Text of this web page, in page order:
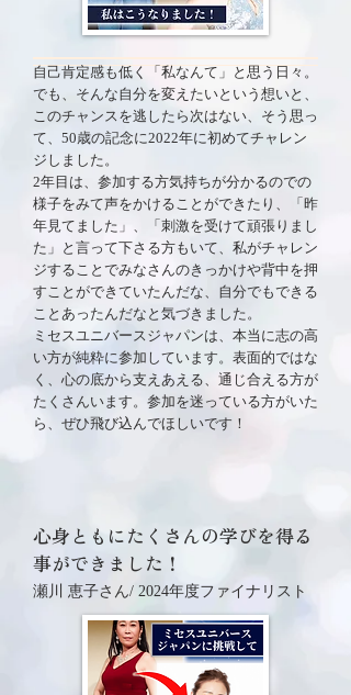
自己肯定感も低く「私なんて」と思う日々。
でも、そんな自分を変えたいという想いと、
このチャンスを逃したら次はない、そう思っ
て、50歳の記念に2022年に初めてチャレン
ジしました。
2年目は、参加する方気持ちが分かるのでの
様子をみて声をかけることができたり、「昨
年見てました」、「刺激を受けて頑張りまし
た」と言って下さる方もいて、私がチャレン
ジすることでみなさんのきっかけや背中を押
すことができていたんだな、自分でもできる
ことあったんだなと気づきました。
ミセスユニバースジャパンは、本当に志の高
い方が純粋に参加しています。表面的ではな
く、心の底から支えあえる、通じ合える方が
たくさんいます。参加を迷っている方がいた
ら、ぜひ飛び込んでほしいです！
​心身ともにたくさんの学びを得る
事ができました！
瀬川 恵子さん/ 2024年度ファイナリスト